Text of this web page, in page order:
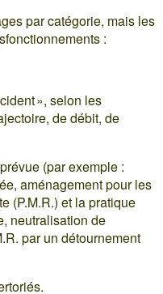
par catégorie, mais les
:
», selon les
de débit, de
(par exemple :
aménagement pour les
(P.M.R.) et la pratique
neutralisation de
par un détournement